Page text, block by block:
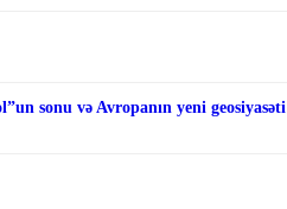
sonu və Avropanın yeni geosiyasəti